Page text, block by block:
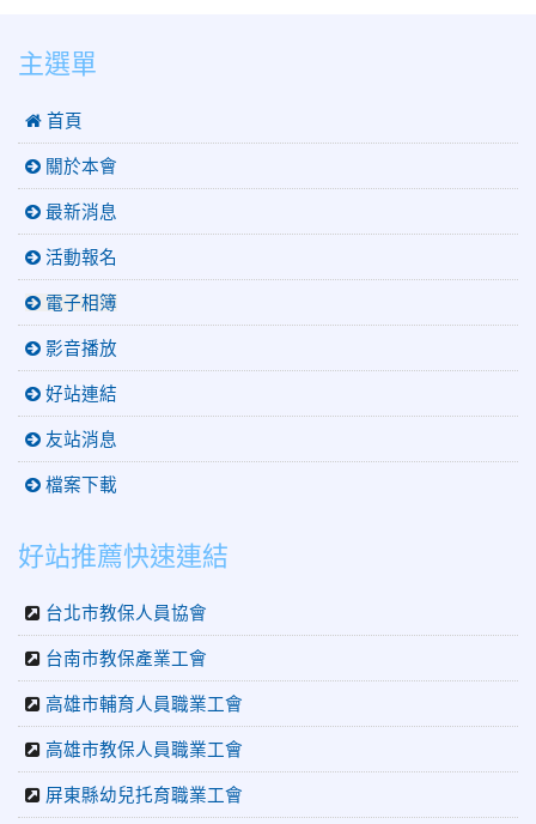
主選單
 首頁
關於本會
最新消息
活動報名
電子相簿
影音播放
好站連結
友站消息
檔案下載
好站推薦快速連結
台北市教保人員協會
台南市教保產業工會
高雄市輔育人員職業工會
高雄市教保人員職業工會
屏東縣幼兒托育職業工會